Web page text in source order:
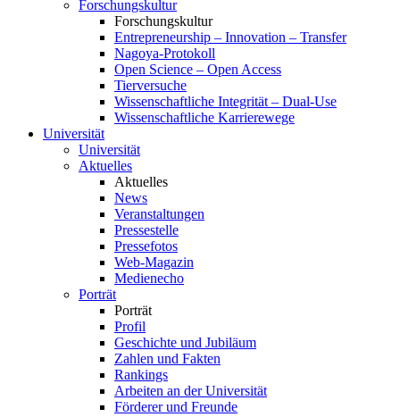
Forschungskultur
Forschungskultur
Entrepreneurship – Innovation – Transfer
Nagoya-Protokoll
Open Science – Open Access
Tierversuche
Wissenschaftliche Integrität – Dual-Use
Wissenschaftliche Karrierewege
Universität
Universität
Aktuelles
Aktuelles
News
Veranstaltungen
Pressestelle
Pressefotos
Web-Magazin
Medienecho
Porträt
Porträt
Profil
Geschichte und Jubiläum
Zahlen und Fakten
Rankings
Arbeiten an der Universität
Förderer und Freunde